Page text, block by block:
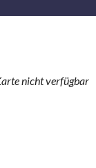
nicht verfügbar